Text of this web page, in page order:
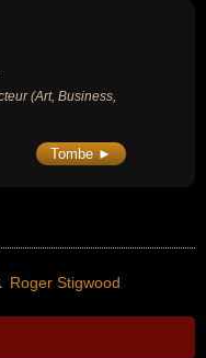
(Art, Business,
Tombe ►
Roger Stigwood